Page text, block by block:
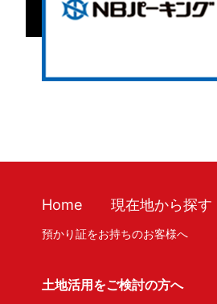
Home 現在地から探す
預かり証をお持ちのお客様へ
土地活用をご検討の方へ